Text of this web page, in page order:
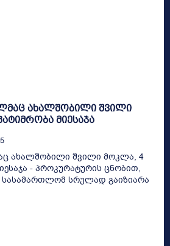
ახალშობილი შვილი
მიესაჯა
ახალშობილი შვილი მოკლა, 4
- პროკურატურის ცნობით,
სასამართლომ სრულად გაიზიარა